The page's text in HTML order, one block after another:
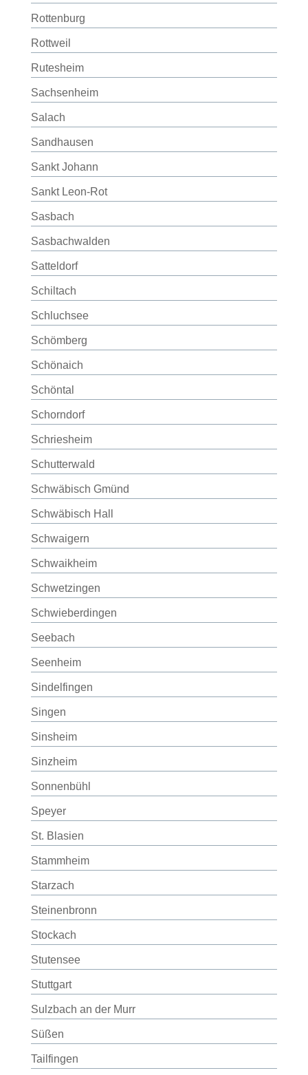
Rottenburg
Rottweil
Rutesheim
Sachsenheim
Salach
Sandhausen
Sankt Johann
Sankt Leon-Rot
Sasbach
Sasbachwalden
Satteldorf
Schiltach
Schluchsee
Schömberg
Schönaich
Schöntal
Schorndorf
Schriesheim
Schutterwald
Schwäbisch Gmünd
Schwäbisch Hall
Schwaigern
Schwaikheim
Schwetzingen
Schwieberdingen
Seebach
Seenheim
Sindelfingen
Singen
Sinsheim
Sinzheim
Sonnenbühl
Speyer
St. Blasien
Stammheim
Starzach
Steinenbronn
Stockach
Stutensee
Stuttgart
Sulzbach an der Murr
Süßen
Tailfingen